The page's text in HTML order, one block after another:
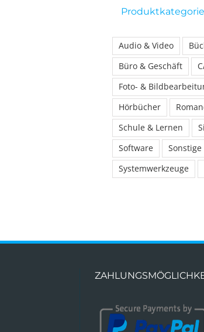
Audio & Video
Büro & Geschäft
Foto- &
Hörbücher
Schule & Lernen
Software
Sonstige
Systemwerkzeuge